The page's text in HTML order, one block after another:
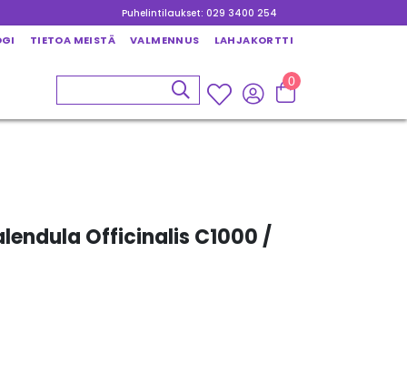
Puhelintilaukset: 029 3400 254
TIETOA MEISTÄ VALMENNUS LAHJAKORTTI
0
Officinalis C1000 /